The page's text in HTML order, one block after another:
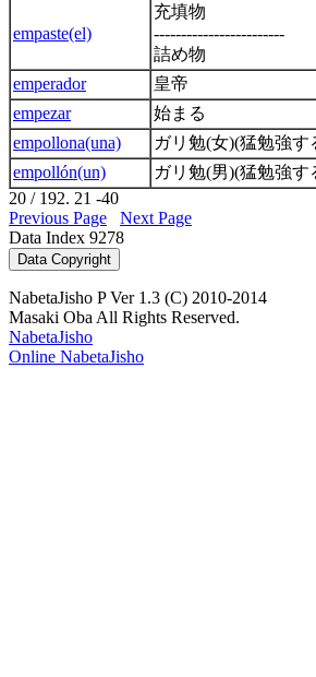
empaste(el)
充填物
------------------------
詰め物
emperador
皇帝
empezar
始まる
empollona(una)
ガリ勉(女)(猛勉強す
empollón(un)
ガリ勉(男)(猛勉強す
20 / 192. 21 -40
Previous Page
Next Page
Data Index 9278
NabetaJisho P Ver 1.3 (C) 2010-2014
Masaki Oba All Rights Reserved.
NabetaJisho
Online NabetaJisho